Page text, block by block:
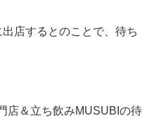
店するとのことで、待ち
店＆立ち飲みMUSUBIの待